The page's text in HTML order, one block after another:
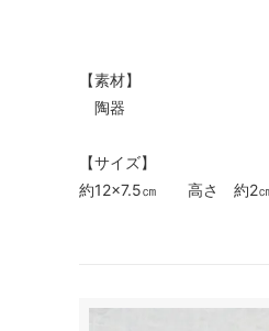
【素材】
陶器
【サイズ】
約12×7.5㎝ 高さ 約2